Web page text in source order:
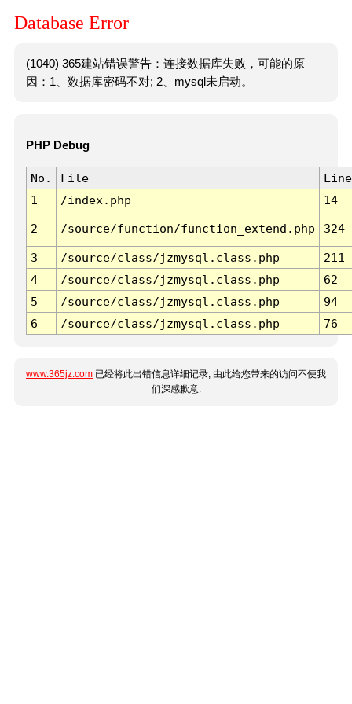
Database Error
(1040) 365建站错误警告：连接数据库失败，可能的原
因：1、数据库密码不对; 2、mysql未启动。
PHP Debug
No. File
Line
1
/index.php 14
2 /source/function/function_extend.php 324
3 /source/class/jzmysql.class.php
211
4
/source/class/jzmysql.class.php
62
5
/source/class/jzmysql.class.php
94
6
/source/class/jzmysql.class.php 76
www.365jz.com 已经将此出错信息详细记录, 由此给您带来的访问不便我
们深感歉意.